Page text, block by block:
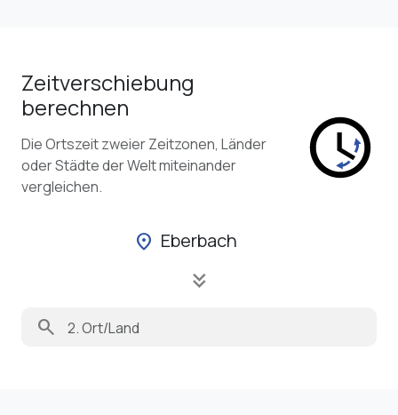
Zeitverschiebung
berechnen
Die Ortszeit zweier Zeitzonen, Länder
oder Städte der Welt miteinander
vergleichen.
location_on Eberbach
keyboard_double_arrow_down
search